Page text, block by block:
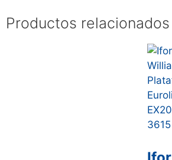
Productos relacionados